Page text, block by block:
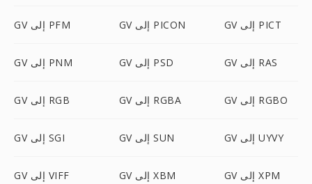
GV إلى PFM GV إلى PICON GV إلى PICT
GV إلى PNM GV إلى PSD GV إلى RAS
GV إلى RGB GV إلى RGBA GV إلى RGBO
GV إلى SGI GV إلى SUN GV إلى UYVY
GV إلى VIFF GV إلى XBM GV إلى XPM